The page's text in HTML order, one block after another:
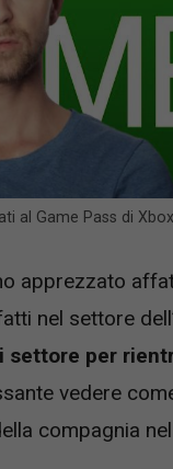
al Game Pass di
apprezzato
nel settore
settore per
vedere
compagnia